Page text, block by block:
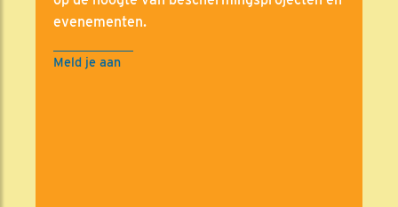
evenementen.
Meld je aan